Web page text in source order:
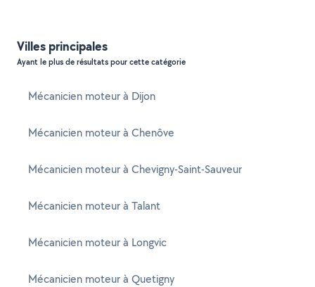
Villes principales
Ayant le plus de résultats pour cette catégorie
Mécanicien moteur à Dijon
Mécanicien moteur à Chenôve
Mécanicien moteur à Chevigny-Saint-Sauveur
Mécanicien moteur à Talant
Mécanicien moteur à Longvic
Mécanicien moteur à Quetigny